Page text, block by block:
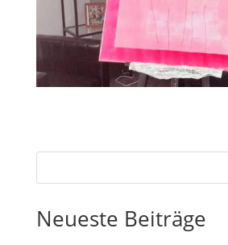
Neueste Beiträge